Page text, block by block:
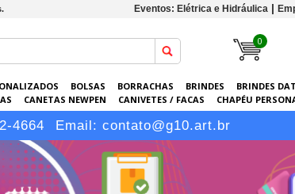
Eventos: Elétrica e Hidráulica
0
BOLSAS BORRACHAS BRINDES BRINDES
CANETAS NEWPEN CANIVETES / FACAS CHAPÉU
EVENTOS GARRAFAS PERSONALIZADAS GRÁFICA
LÁPIS
4664 Email: contato@g10.art.br